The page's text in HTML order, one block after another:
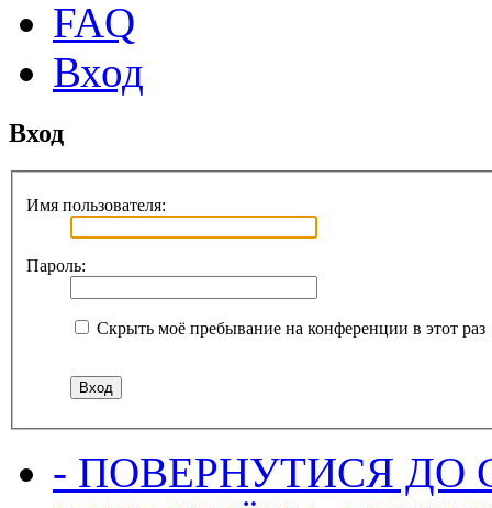
FAQ
Вход
Вход
Имя пользователя:
Пароль:
Скрыть моё пребывание на конференции в этот раз
- ПОВЕРНУТИСЯ ДО